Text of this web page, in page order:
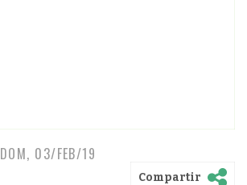
DOM, 03/FEB/19
Compartir